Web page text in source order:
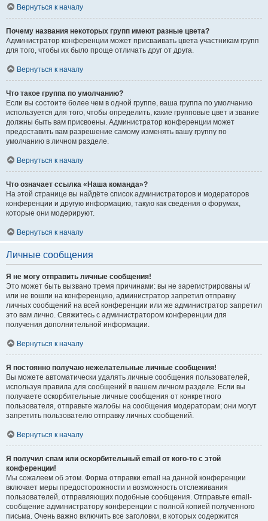
Вернуться к началу
Почему названия некоторых групп имеют разные цвета?
Администратор конференции может присваивать цвета участникам групп
для того, чтобы их было проще отличать друг от друга.
Вернуться к началу
Что такое группа по умолчанию?
Если вы состоите более чем в одной группе, ваша группа по умолчанию
используется для того, чтобы определить, какие групповые цвет и звание
должны быть вам присвоены. Администратор конференции может
предоставить вам разрешение самому изменять вашу группу по
умолчанию в личном разделе.
Вернуться к началу
Что означает ссылка «Наша команда»?
На этой странице вы найдёте список администраторов и модераторов
конференции и другую информацию, такую как сведения о форумах,
которые они модерируют.
Вернуться к началу
Личные сообщения
Я не могу отправить личные сообщения!
Это может быть вызвано тремя причинами: вы не зарегистрированы и/
или не вошли на конференцию, администратор запретил отправку
личных сообщений на всей конференции или же администратор запретил
это вам лично. Свяжитесь с администратором конференции для
получения дополнительной информации.
Вернуться к началу
Я постоянно получаю нежелательные личные сообщения!
Вы можете автоматически удалять личные сообщения пользователей,
используя правила для сообщений в вашем личном разделе. Если вы
получаете оскорбительные личные сообщения от конкретного
пользователя, отправьте жалобы на сообщения модераторам; они могут
запретить пользователю отправку личных сообщений.
Вернуться к началу
Я получил спам или оскорбительный email от кого-то с этой
конференции!
Мы сожалеем об этом. Форма отправки email на данной конференции
включает меры предосторожности и возможность отслеживания
пользователей, отправляющих подобные сообщения. Отправьте email-
сообщение администратору конференции с полной копией полученного
письма. Очень важно включить все заголовки, в которых содержится